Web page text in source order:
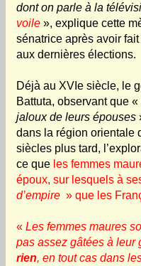
dont on parle à la
voile », explique cette
sénatrice après avoir
aux dernières élections.
Déjà au XVIe siècle, le
Battuta, observant que «
jaloux de leurs épouses
dans la région orientale
siècles plus tard,
ce que les femmes
époux, sur lesquels à
d’empire » que les
« Les femmes maures
pas assez gâtées à leur
rien, en tout cas dans